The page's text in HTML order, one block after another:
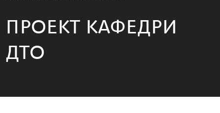
ПРОЕКТ КАФЕДРИ
ДТО